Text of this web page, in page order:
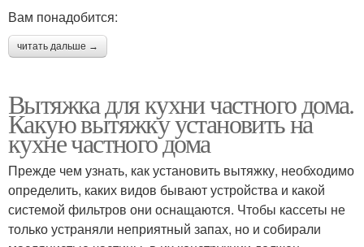
Вам понадобится:
читать дальше →
Вытяжка для кухни частного дома.
Какую вытяжку установить на
кухне частного дома
Прежде чем узнать, как установить вытяжку, необходимо
определить, каких видов бывают устройства и какой
системой фильтров они оснащаются. Чтобы кассеты не
только устраняли неприятный запах, но и собирали